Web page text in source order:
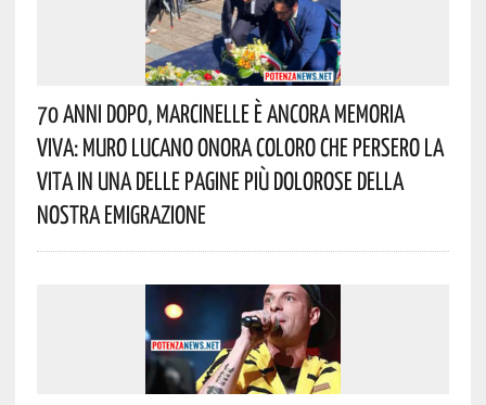
70 Anni Dopo, Marcinelle È Ancora Memoria
Viva: Muro Lucano Onora Coloro Che Persero La
Vita In Una Delle Pagine Più Dolorose Della
Nostra Emigrazione